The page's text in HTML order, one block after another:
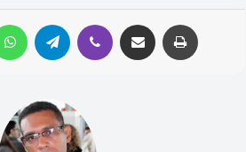
WhatsAppTelegram Viber Compartilhar via e-mail